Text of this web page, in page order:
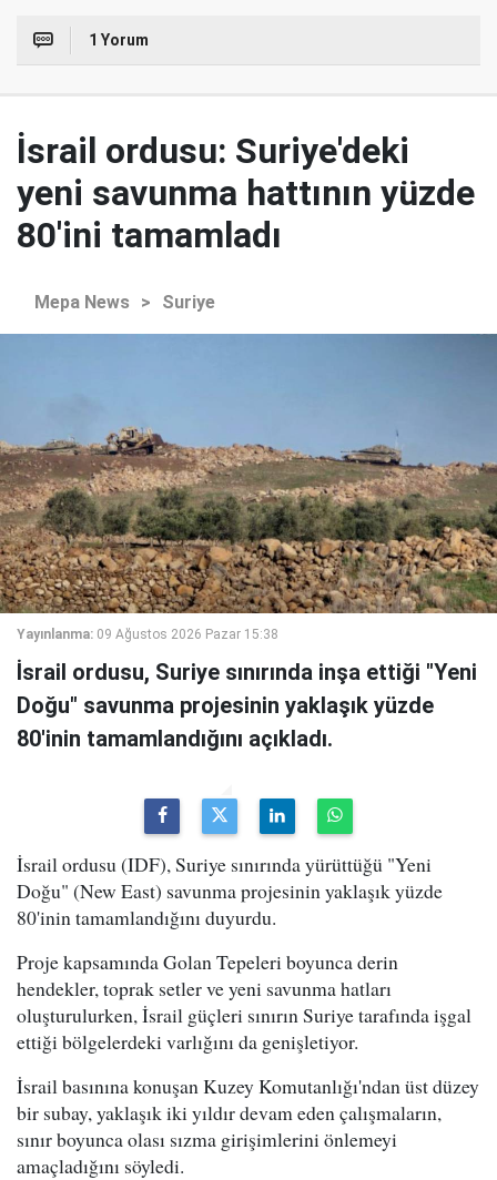
1 Yorum
İsrail ordusu: Suriye'deki
yeni savunma hattının yüzde
80'ini tamamladı
Mepa News > Suriye
Yayınlanma: 09 Ağustos 2026 Pazar 15:38
İsrail ordusu, Suriye sınırında inşa ettiği "Yeni
Doğu" savunma projesinin yaklaşık yüzde
80'inin tamamlandığını açıkladı.
İsrail ordusu (IDF), Suriye sınırında yürüttüğü "Yeni
Doğu" (New East) savunma projesinin yaklaşık yüzde
80'inin tamamlandığını duyurdu.
Proje kapsamında Golan Tepeleri boyunca derin
hendekler, toprak setler ve yeni savunma hatları
oluşturulurken, İsrail güçleri sınırın Suriye tarafında işgal
ettiği bölgelerdeki varlığını da genişletiyor.
İsrail basınına konuşan Kuzey Komutanlığı'ndan üst düzey
bir subay, yaklaşık iki yıldır devam eden çalışmaların,
sınır boyunca olası sızma girişimlerini önlemeyi
amaçladığını söyledi.